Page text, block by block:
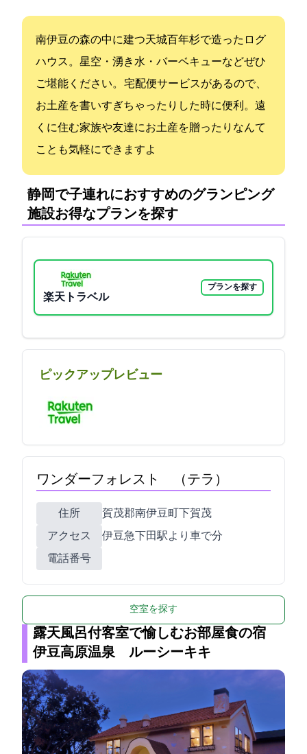
南伊豆の森の中に建つ天城百年杉で造ったログ
ハウス。星空・湧き水・バーベキューなどぜひ
ご堪能ください。 宅配便サービスがあるので、
お土産を書いすぎちゃったりした時に便利。遠
くに住む家族や友達にお土産を贈ったりなんて
ことも気軽にできますよ
静岡で子連れにおすすめのグランピング
施設:お得なプランを探す
楽天トラベル
プランを探す
ピックアップレビュー
ワンダーフォレスト TERRA（テラ）
住所
賀茂郡南伊豆町下賀茂899
アクセス
伊豆急下田駅より車で30分
電話番号
空室を探す
露天風呂付客室で愉しむお部屋食の宿
伊豆高原温泉 ルーシーキキ